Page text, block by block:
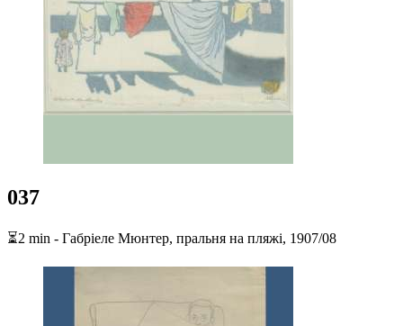
037
⏳2 min - Габріеле Мюнтер, пральня на пляжі, 1907/08